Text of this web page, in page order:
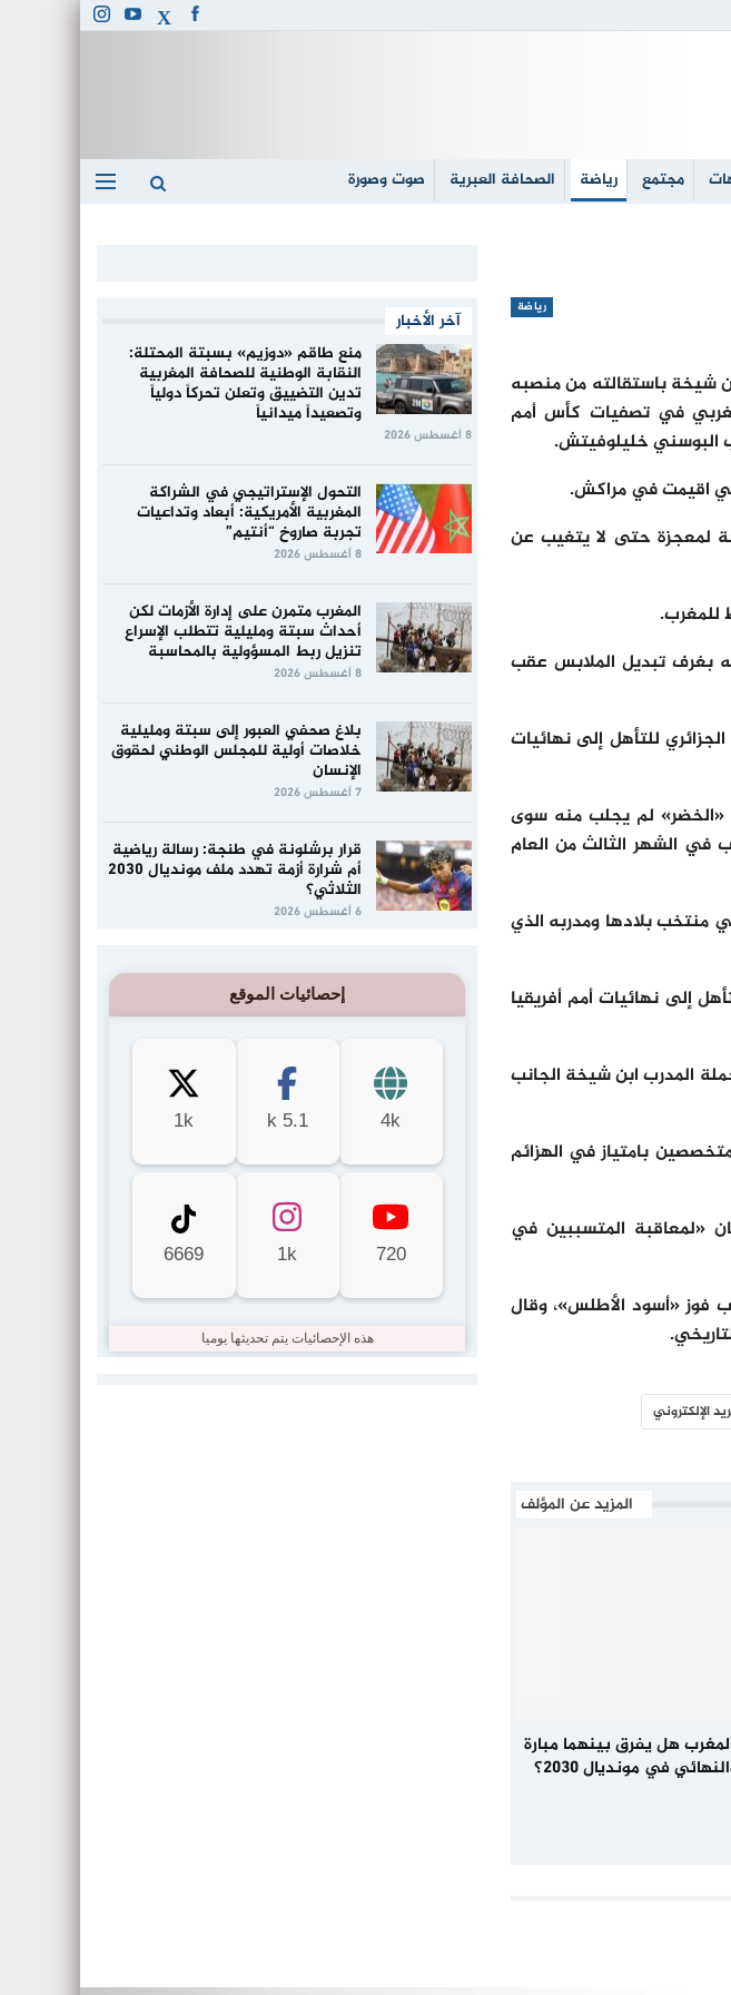
مجتمع رياضة الصحافة العبرية صوت وصورة
رياضة
شيخة باستقالته من منصبه
في تصفيات كأس أمم
اقيمت في مراكش.
لمعجزة حتى لا يتغيب عن
بغرف تبديل الملابس عقب
للتأهل إلى نهائيات
«الخضر» لم يجلب منه سوى
في الشهر الثالث من العام
منتخب بلادها ومدربه الذي
إلى نهائيات أمم أفريقيا
المدرب ابن شيخة الجانب
بامتياز في الهزائم
«لمعاقبة المتسببين في
فوز «أسود الأطلس»، وقال
الإلكتروني
المزيد عن المؤلف
هل يفرق بينهما مبارة
في مونديال 2030؟
آخر الأخبار
منع طاقم «دوزيم» بسبتة المحتلة:
النقابة الوطنية للصحافة المغربية
تدين التضييق وتعلن تحركاً دولياً
وتصعيداً ميدانياً
8 أغسطس 2026
التحول الإستراتيجي في الشراكة
المغربية الأمريكية: أبعاد وتداعيات
تجربة صاروخ “أنتيم”
8 أغسطس 2026
المغرب متمرن على إدارة الأزمات لكن
أحداث سبتة ومليلية تتطلب الإسراع
تنزيل ربط المسؤولية بالمحاسبة
8 أغسطس 2026
بلاغ صحفي العبور إلى سبتة ومليلية
خلاصات أولية للمجلس الوطني لحقوق
الإنسان
7 أغسطس 2026
قرار برشلونة في طنجة: رسالة رياضية
أم شرارة أزمة تهدد ملف مونديال 2030
الثلاثي؟
6 أغسطس 2026
إحصائيات الموقع
4k
5.1 k
1k
720
1k
6669
هذه الإحصائيات يتم تحديثها يوميا